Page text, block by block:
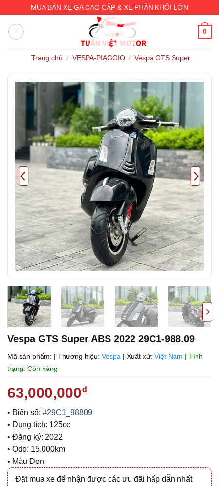
content
MUA BÁN XE GA CAO CẤP & XE PHÂN KHỐI LỚN
0
Trang chủ / VESPA-PIAGGIO / Vespa GTS Super
Vespa GTS Super ABS 2022 29C1-988.09
Mã sản phẩm: | Thương hiệu: Vespa | Xuất xứ: Việt Nam | Tình
trạng: Còn hàng
63,000,000₫
• Biển số: #29C1_98809
• Dung tích: 125cc
• Đăng ký: 2022
• Odo: 15.000km
• Màu Đen
Đặt mua xe để nhận được các ưu đãi hấp dẫn nhất